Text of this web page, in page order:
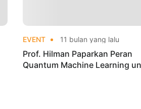
EVENT 11 bulan yang lalu
Prof. Hilman Paparkan Peran
Quantum Machine Learning